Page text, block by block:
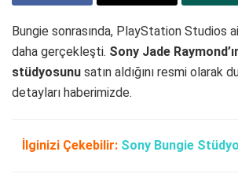
Bungie sonrasında, PlayStation Studios
daha gerçekleşti. Sony Jade
stüdyosunu satın aldığını resmi olarak
detayları haberimizde.
İlginizi Çekebilir: Sony Bungie